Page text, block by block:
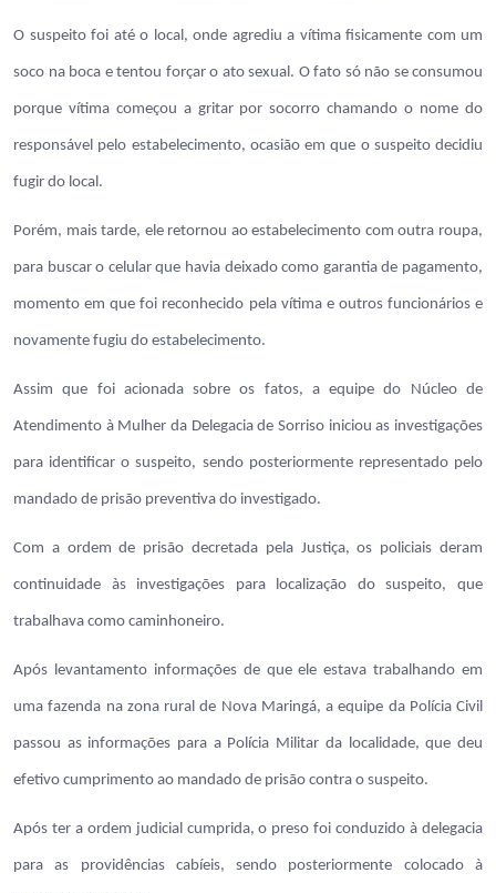
O suspeito foi até o local, onde agrediu a vítima fisicamente com um
soco na boca e tentou forçar o ato sexual. O fato só não se consumou
porque vítima começou a gritar por socorro chamando o nome do
responsável pelo estabelecimento, ocasião em que o suspeito decidiu
fugir do local.
Porém, mais tarde, ele retornou ao estabelecimento com outra roupa,
para buscar o celular que havia deixado como garantia de pagamento,
momento em que foi reconhecido pela vítima e outros funcionários e
novamente fugiu do estabelecimento.
Assim que foi acionada sobre os fatos, a equipe do Núcleo de
Atendimento à Mulher da Delegacia de Sorriso iniciou as investigações
para identificar o suspeito, sendo posteriormente representado pelo
mandado de prisão preventiva do investigado.
Com a ordem de prisão decretada pela Justiça, os policiais deram
continuidade às investigações para localização do suspeito, que
trabalhava como caminhoneiro.
Após levantamento informações de que ele estava trabalhando em
uma fazenda na zona rural de Nova Maringá, a equipe da Polícia Civil
passou as informações para a Polícia Militar da localidade, que deu
efetivo cumprimento ao mandado de prisão contra o suspeito.
Após ter a ordem judicial cumprida, o preso foi conduzido à delegacia
para as providências cabíeis, sendo posteriormente colocado à